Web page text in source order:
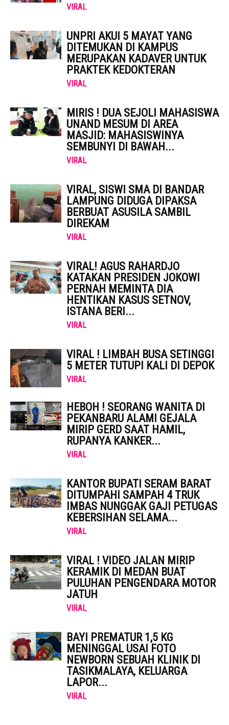
VIRAL
UNPRI AKUI 5 MAYAT YANG
DITEMUKAN DI KAMPUS
MERUPAKAN KADAVER UNTUK
PRAKTEK KEDOKTERAN
VIRAL
MIRIS ! DUA SEJOLI MAHASISWA
UNAND MESUM DI AREA
MASJID: MAHASISWINYA
SEMBUNYI DI BAWAH...
VIRAL
VIRAL, SISWI SMA DI BANDAR
LAMPUNG DIDUGA DIPAKSA
BERBUAT ASUSILA SAMBIL
DIREKAM
VIRAL
VIRAL! AGUS RAHARDJO
KATAKAN PRESIDEN JOKOWI
PERNAH MEMINTA DIA
HENTIKAN KASUS SETNOV,
ISTANA BERI...
VIRAL
VIRAL ! LIMBAH BUSA SETINGGI
5 METER TUTUPI KALI DI DEPOK
VIRAL
HEBOH ! SEORANG WANITA DI
PEKANBARU ALAMI GEJALA
MIRIP GERD SAAT HAMIL,
RUPANYA KANKER...
VIRAL
KANTOR BUPATI SERAM BARAT
DITUMPAHI SAMPAH 4 TRUK
IMBAS NUNGGAK GAJI PETUGAS
KEBERSIHAN SELAMA...
VIRAL
VIRAL ! VIDEO JALAN MIRIP
KERAMIK DI MEDAN BUAT
PULUHAN PENGENDARA MOTOR
JATUH
VIRAL
BAYI PREMATUR 1,5 KG
MENINGGAL USAI FOTO
NEWBORN SEBUAH KLINIK DI
TASIKMALAYA, KELUARGA
LAPOR...
VIRAL